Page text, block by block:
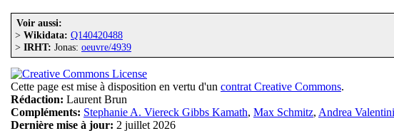
Voir aussi:
> Wikidata: Q140420488
> IRHT: Jonas: oeuvre/4939
Cette page est mise à disposition en vertu d'un contrat Creative Commons.
Rédaction: Laurent Brun
Compléments: Stephanie A. Viereck Gibbs Kamath, Max Schmitz, Andrea Valentini
Dernière mise à jour: 2 juillet 2026